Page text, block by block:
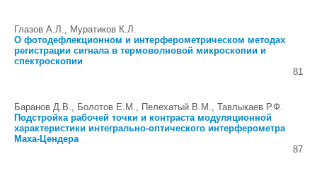
Глазов А.Л., Муратиков К.Л.
О фотодефлекционном и интерферометрическом методах
регистрации сигнала в термоволновой микроскопии и
спектроскопии
81
Баранов Д.В., Болотов Е.М., Пелехатый В.М., Тавлыкаев Р.Ф.
Подстройка рабочей точки и контраста модуляционной
характеристики интегрально-оптического интерферометра
Маха-Цендера
87